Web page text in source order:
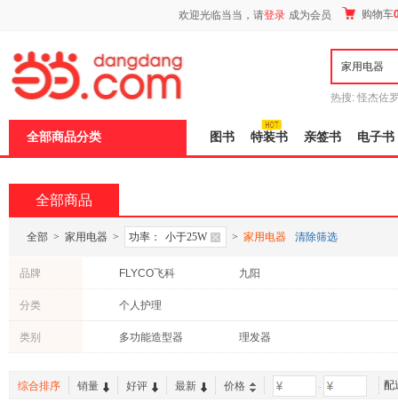
欢迎光临当当，请登录 成为会员 购物车
热搜: 怪杰佐
全部商品分类 图书 特装书 亲签书 电子书
全部商品
全部 > 家用电器 > 功率： 小于25W > 家用电器 清除筛选
品牌 FLYCO飞科 九阳
分类 个人护理
类别 多功能造型器 理发器
综合排序 销量 好评 最新 价格 - 配
页
加